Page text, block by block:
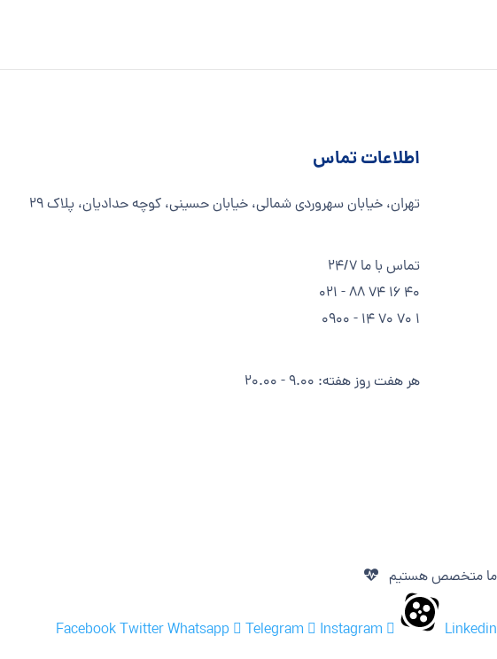
اطلاعات تماس
تهران، خیابان سهروردی شمالی، خیابان حسینی، کوچه حدادیان، پلاک ۲۹
تماس با ما 24/7
40 16 74 88 - 021
1 70 70 14 - 0900
هر هفت روز هفته: 9.00 - 20.00
ما متخصص هستیم
FacebookTwitterWhatsapp Telegram Instagram Linkedin